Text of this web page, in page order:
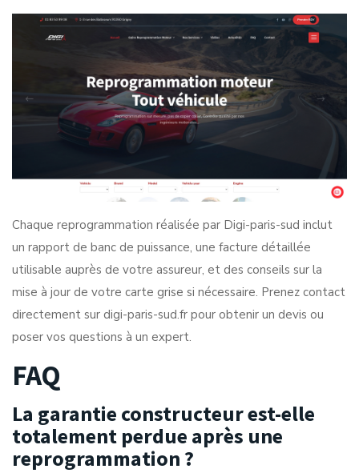
Chaque reprogrammation réalisée par Digi-paris-sud inclut
un rapport de banc de puissance, une facture détaillée
utilisable auprès de votre assureur, et des conseils sur la
mise à jour de votre carte grise si nécessaire. Prenez contact
directement sur digi-paris-sud.fr pour obtenir un devis ou
poser vos questions à un expert.
FAQ
La garantie constructeur est-elle
totalement perdue après une
reprogrammation ?